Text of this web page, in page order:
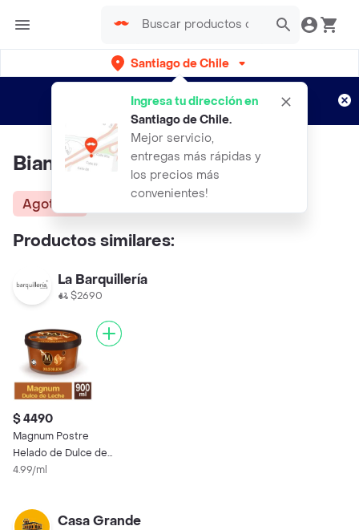
Santiago de Chile
Ingresa tu dirección en
Santiago de Chile.
Mejor servicio,
entregas más rápidas y
los precios más
convenientes!
envíos gratis por semanas
Aplican TyC
Bianco Latte Helados
Agotado
Productos similares:
La Barquillería
$2690
$ 4490
Magnum Postre
Helado de Dulce de
Leche
4.99/ml
Casa Grande